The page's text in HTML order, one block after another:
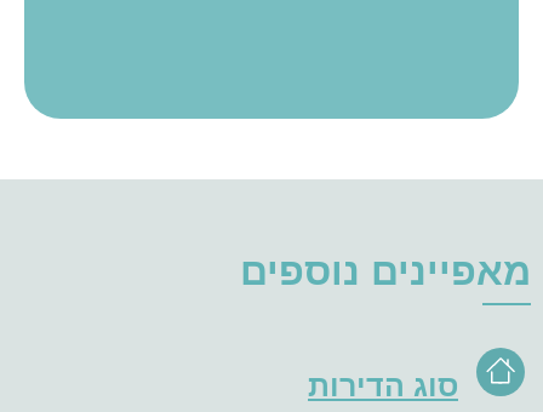
מאפיינים נוספים
סוג הדירות